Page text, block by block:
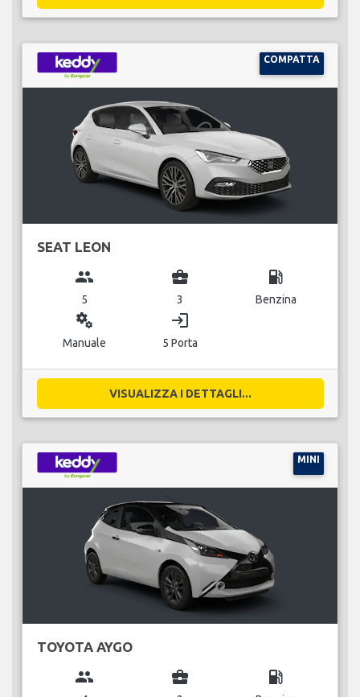
COMPATTA
SEAT LEON
group
5
business_center
3
local_gas_station
Benzina
miscellaneous_services
Manuale
login
5 Porta
VISUALIZZA I DETTAGLI...
MINI
TOYOTA AYGO
group business_center local_gas_station